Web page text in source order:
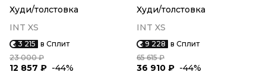
Худи/толстовка
INT XS
3 215 в Сплит
23 000 ₽
12 857 ₽ -44%
Худи/толстовка
INT XS
9 228 в Сплит
65 615 ₽
36 910 ₽ -44%